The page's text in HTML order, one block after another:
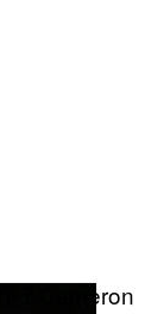
？Cameron